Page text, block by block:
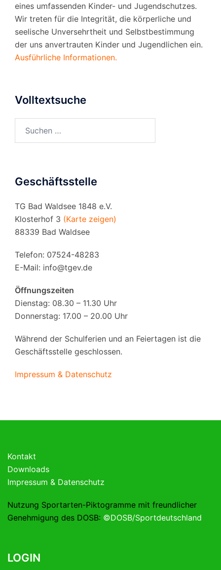
eines umfassenden Kinder- und Jugendschutzes.
Wir treten für die Integrität, die körperliche und
seelische Unversehrtheit und Selbstbestimmung
der uns anvertrauten Kinder und Jugendlichen ein.
Ausführliche Informationen.
Volltextsuche
nach:
Geschäftsstelle
TG Bad Waldsee 1848 e.V.
Klosterhof 3 (Karte zeigen)
88339 Bad Waldsee
Telefon: 07524-48283
E-Mail: info@tgev.de
Öffnungszeiten
Dienstag: 08.30 – 11.30 Uhr
Donnerstag: 17.00 – 20.00 Uhr
Während der Schulferien und an Feiertagen ist die
Geschäftsstelle geschlossen.
Impressum & Datenschutz
Kontakt
Downloads
Impressum & Datenschutz
Nutzung Sportarten-Piktogramme mit freundlicher
Genehmigung des DOSB: ©DOSB/Sportdeutschland
LOGIN